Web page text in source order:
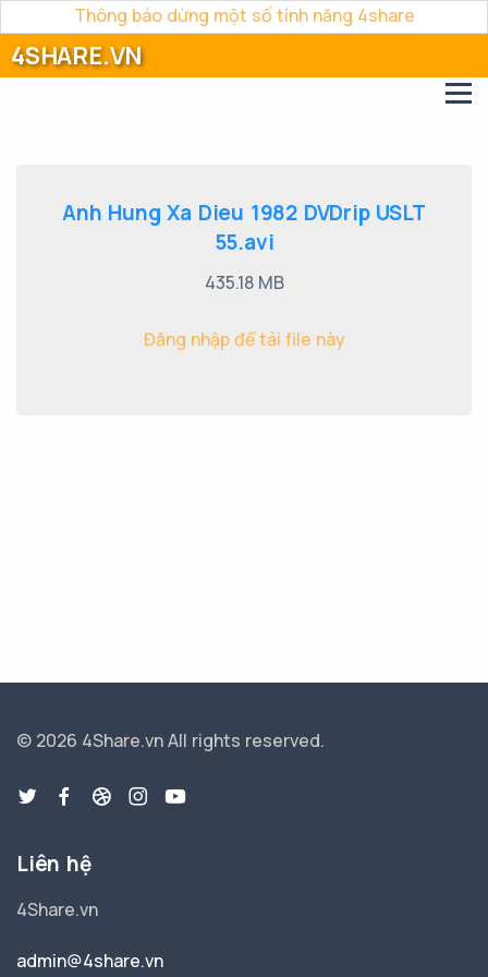
Thông báo dừng một số tính năng 4share
4SHARE.VN
Anh Hung Xa Dieu 1982 DVDrip USLT
55.avi
435.18 MB
Đăng nhập để tải file này
© 2026 4Share.vnAll rights reserved.
Liên hệ
4Share.vn
admin@4share.vn